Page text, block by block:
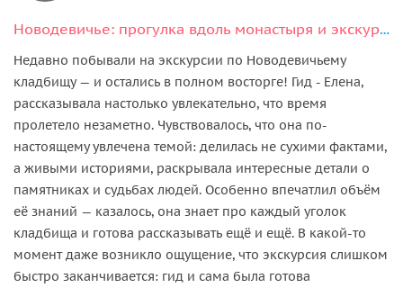
Новодевичье: прогулка вдоль монастыря и экскурсия по кладбищу
Недавно побывали на экскурсии по Новодевичьему
кладбищу — и остались в полном восторге! Гид - Елена,
рассказывала настолько увлекательно, что время
пролетело незаметно. Чувствовалось, что она по-
настоящему увлечена темой: делилась не сухими фактами,
а живыми историями, раскрывала интересные детали о
памятниках и судьбах людей. Особенно впечатлил объём
её знаний — казалось, она знает про каждый уголок
кладбища и готова рассказывать ещё и ещё. В какой‑то
момент даже возникло ощущение, что экскурсия слишком
быстро заканчивается: гид и сама была готова